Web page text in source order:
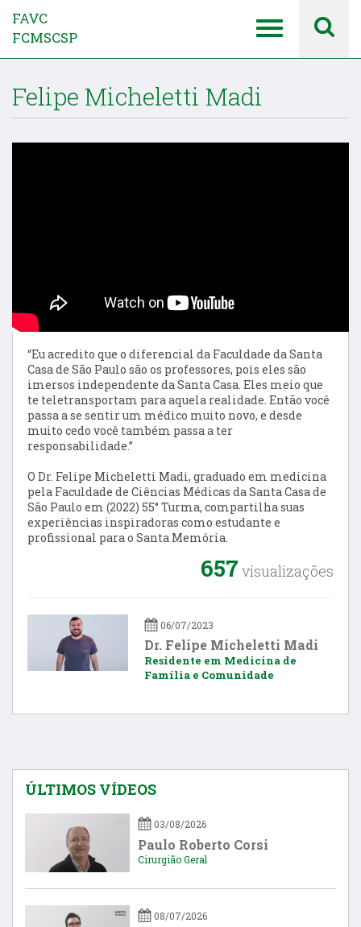
FAVC
FCMSCSP
Felipe Micheletti Madi
“Eu acredito que o diferencial da Faculdade da Santa
Casa de São Paulo são os professores, pois eles são
imersos independente da Santa Casa. Eles meio que
te teletransportam para aquela realidade. Então você
passa a se sentir um médico muito novo, e desde
muito cedo você também passa a ter
responsabilidade.”
O Dr. Felipe Micheletti Madi, graduado em medicina
pela Faculdade de Ciências Médicas da Santa Casa de
São Paulo em (2022) 55° Turma, compartilha suas
experiências inspiradoras como estudante e
profissional para o Santa Memória.
657 visualizações
06/07/2023
Dr. Felipe Micheletti Madi
Residente em Medicina de
Família e Comunidade
ÚLTIMOS VÍDEOS
03/08/2026
Paulo Roberto Corsi
Cirurgião Geral
08/07/2026